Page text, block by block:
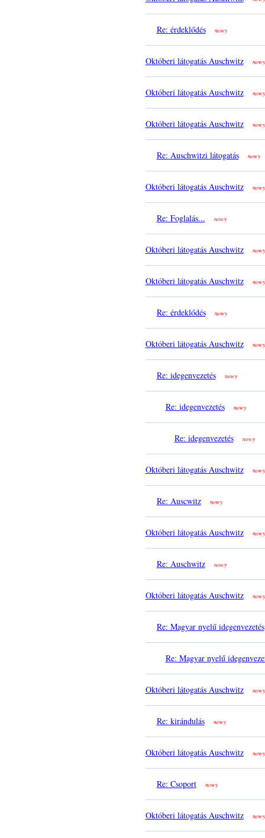
Re: érdeklődés nowy
Októberi látogatás Auschwitz nowy
Októberi látogatás Auschwitz nowy
Októberi látogatás Auschwitz nowy
Re: Auschwitzi látogatás nowy
Októberi látogatás Auschwitz nowy
Re: Foglalás... nowy
Októberi látogatás Auschwitz nowy
Októberi látogatás Auschwitz nowy
Re: érdeklődés nowy
Októberi látogatás Auschwitz nowy
Re: idegenvezetés nowy
Re: idegenvezetés nowy
Re: idegenvezetés nowy
Októberi látogatás Auschwitz nowy
Re: Auscwitz nowy
Októberi látogatás Auschwitz nowy
Re: Auschwitz nowy
Októberi látogatás Auschwitz nowy
Re: Magyar nyelű idegenvezetés
Re: Magyar nyelű
Októberi látogatás Auschwitz nowy
Re: kirándulás nowy
Októberi látogatás Auschwitz nowy
Re: Csoport nowy
Októberi látogatás Auschwitz nowy